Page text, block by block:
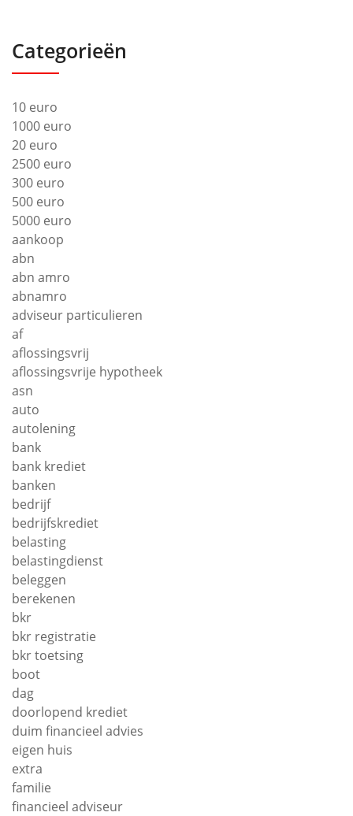
Categorieën
10 euro
1000 euro
20 euro
2500 euro
300 euro
500 euro
5000 euro
aankoop
abn
abn amro
abnamro
adviseur particulieren
af
aflossingsvrij
aflossingsvrije hypotheek
asn
auto
autolening
bank
bank krediet
banken
bedrijf
bedrijfskrediet
belasting
belastingdienst
beleggen
berekenen
bkr
bkr registratie
bkr toetsing
boot
dag
doorlopend krediet
duim financieel advies
eigen huis
extra
familie
financieel adviseur